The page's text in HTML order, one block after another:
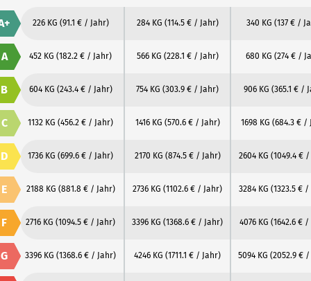
226 KG (91.1 € / Jahr) 284 KG (114.5 € / Jahr) 340 KG (137 € /
A 452 KG (182.2 € / Jahr) 566 KG (228.1 € / Jahr) 680 KG (274 € /
B 604 KG (243.4 € / Jahr) 754 KG (303.9 € / Jahr) 906 KG (365.1 € /
C 1132 KG (456.2 € / Jahr) 1416 KG (570.6 € / Jahr) 1698 KG (684.3 € /
D 1736 KG (699.6 € / Jahr) 2170 KG (874.5 € / Jahr) 2604 KG (1049.4 €
E 2188 KG (881.8 € / Jahr) 2736 KG (1102.6 € / Jahr) 3284 KG (1323.5 € /
F 2716 KG (1094.5 € / Jahr) 3396 KG (1368.6 € / Jahr) 4076 KG (1642.6 € /
G 3396 KG (1368.6 € / Jahr) 4246 KG (1711.1 € / Jahr) 5094 KG (2052.9 €